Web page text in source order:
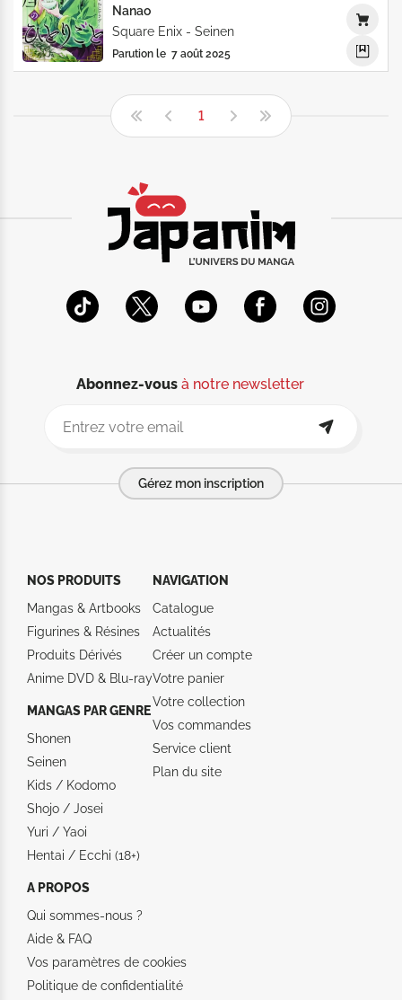
Nanao
Square Enix - Seinen
Parution le 7 août 2025
1
Abonnez-vousà notre newsletter
Gérez mon inscription
NOS PRODUITS
Mangas & Artbooks
Figurines & Résines
Produits Dérivés
Anime DVD & Blu‑ray
MANGAS PAR GENRE
Shonen
Seinen
Kids / Kodomo
Shojo / Josei
Yuri / Yaoi
Hentai / Ecchi (18+)
NAVIGATION
Catalogue
Actualités
Créer un compte
Votre panier
Votre collection
Vos commandes
Service client
Plan du site
A PROPOS
Qui sommes-nous ?
Aide & FAQ
Vos paramètres de cookies
Politique de confidentialité